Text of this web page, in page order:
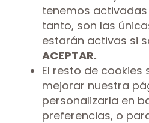
tenemos
tanto, son las
estarán activas si
ACEPTAR.
El resto de cookies
mejorar nuestra
personalizarla en
preferencias, o